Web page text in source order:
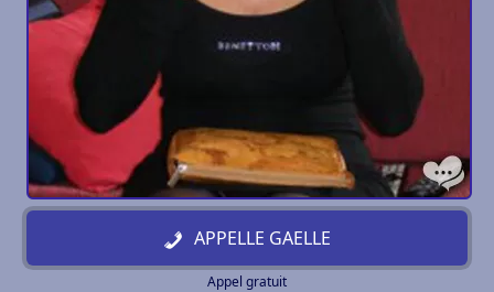
APPELLE GAELLE
Appel gratuit